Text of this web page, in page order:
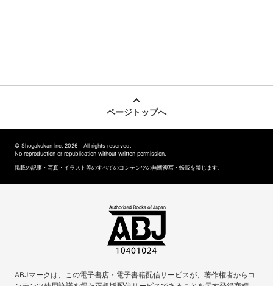
ページトップへ
© Shogakukan Inc. 2026 All rights reserved.
No reproduction or republication without written permission.
掲載の記事・写真・イラスト等のすべてのコンテンツの無断複写・転載を禁じます。
ABJマークは、この電子書店・電子書籍配信サービスが、著作権者からコ